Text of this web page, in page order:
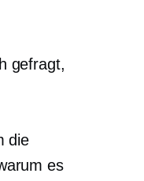
gefragt,
die
es